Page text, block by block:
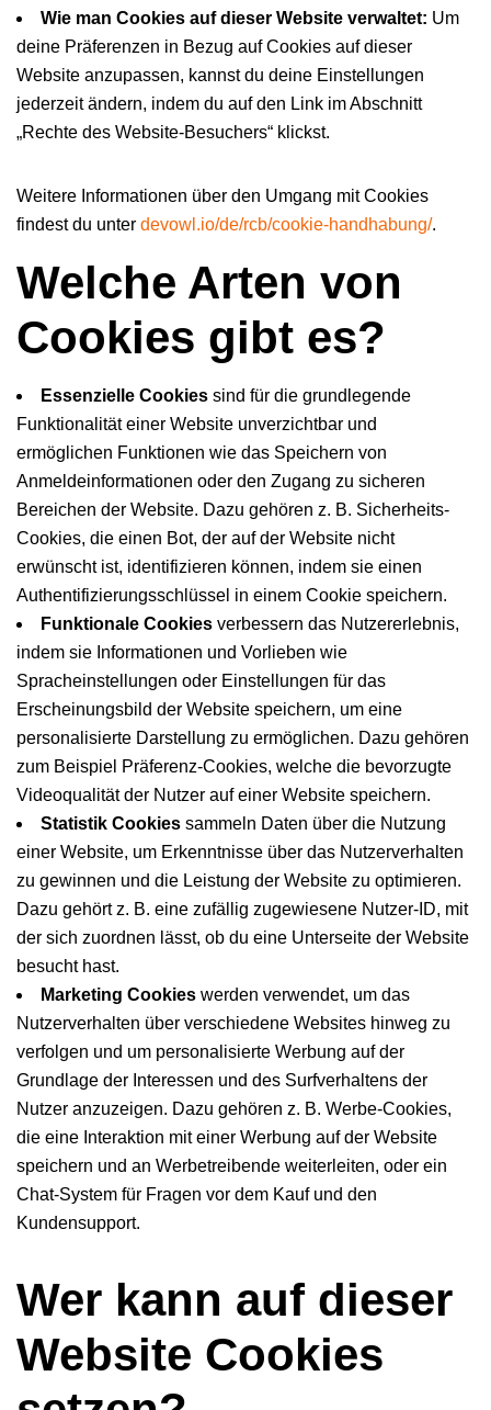
Wie man Cookies auf dieser Website verwaltet: Um
deine Präferenzen in Bezug auf Cookies auf dieser
Website anzupassen, kannst du deine Einstellungen
jederzeit ändern, indem du auf den Link im Abschnitt
„Rechte des Website-Besuchers“ klickst.
Weitere Informationen über den Umgang mit Cookies
findest du unter devowl.io/de/rcb/cookie-handhabung/.
Welche Arten von
Cookies gibt es?
Essenzielle Cookies sind für die grundlegende
Funktionalität einer Website unverzichtbar und
ermöglichen Funktionen wie das Speichern von
Anmeldeinformationen oder den Zugang zu sicheren
Bereichen der Website. Dazu gehören z. B. Sicherheits-
Cookies, die einen Bot, der auf der Website nicht
erwünscht ist, identifizieren können, indem sie einen
Authentifizierungsschlüssel in einem Cookie speichern.
Funktionale Cookies verbessern das Nutzererlebnis,
indem sie Informationen und Vorlieben wie
Spracheinstellungen oder Einstellungen für das
Erscheinungsbild der Website speichern, um eine
personalisierte Darstellung zu ermöglichen. Dazu gehören
zum Beispiel Präferenz-Cookies, welche die bevorzugte
Videoqualität der Nutzer auf einer Website speichern.
Statistik Cookies sammeln Daten über die Nutzung
einer Website, um Erkenntnisse über das Nutzerverhalten
zu gewinnen und die Leistung der Website zu optimieren.
Dazu gehört z. B. eine zufällig zugewiesene Nutzer-ID, mit
der sich zuordnen lässt, ob du eine Unterseite der Website
besucht hast.
Marketing Cookies werden verwendet, um das
Nutzerverhalten über verschiedene Websites hinweg zu
verfolgen und um personalisierte Werbung auf der
Grundlage der Interessen und des Surfverhaltens der
Nutzer anzuzeigen. Dazu gehören z. B. Werbe-Cookies,
die eine Interaktion mit einer Werbung auf der Website
speichern und an Werbetreibende weiterleiten, oder ein
Chat-System für Fragen vor dem Kauf und den
Kundensupport.
Wer kann auf dieser
Website Cookies